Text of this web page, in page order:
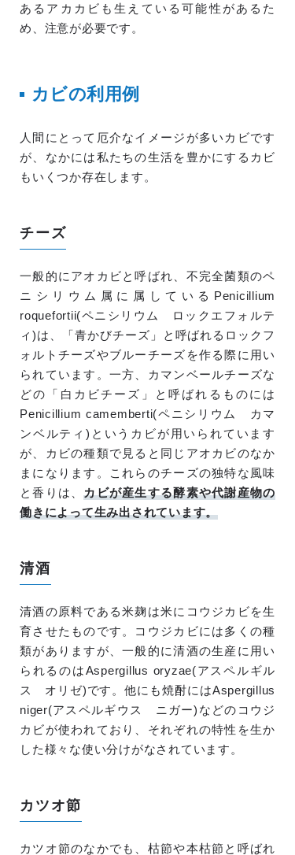
あるアカカビも生えている可能性があるた
め、注意が必要です。
カビの利用例
人間にとって厄介なイメージが多いカビです
が、なかには私たちの生活を豊かにするカビ
もいくつか存在します。
チーズ
一般的にアオカビと呼ばれ、不完全菌類のペ
ニシリウム属に属しているPenicillium
roquefortii(ペニシリウム ロックエフォルテ
ィ)は、「青かびチーズ」と呼ばれるロックフ
ォルトチーズやブルーチーズを作る際に用い
られています。一方、カマンベールチーズな
どの「白カビチーズ」と呼ばれるものには
Penicillium camemberti(ペニシリウム カマ
ンベルティ)というカビが用いられています
が、カビの種類で見ると同じアオカビのなか
まになります。これらのチーズの独特な風味
と香りは、カビが産生する酵素や代謝産物の
働きによって生み出されています。
清酒
清酒の原料である米麹は米にコウジカビを生
育させたものです。コウジカビには多くの種
類がありますが、一般的に清酒の生産に用い
られるのはAspergillus oryzae(アスペルギル
ス オリゼ)です。他にも焼酎にはAspergillus
niger(アスペルギウス ニガー)などのコウジ
カビが使われており、それぞれの特性を生か
した様々な使い分けがなされています。
カツオ節
カツオ節のなかでも、枯節や本枯節と呼ばれ